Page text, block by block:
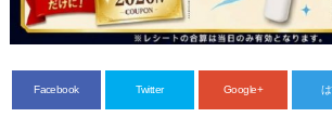
Facebook Twitter Google+